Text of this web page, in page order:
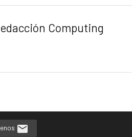
Computing